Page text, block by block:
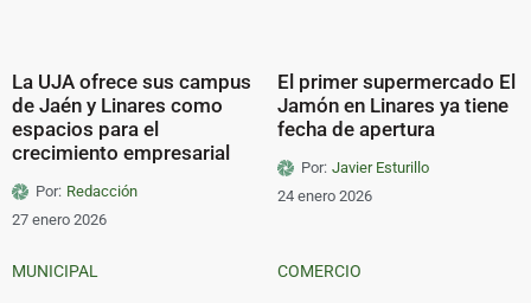
La UJA ofrece sus campus
de Jaén y Linares como
espacios para el
crecimiento empresarial
Por: Redacción
27 enero 2026
El primer supermercado El
Jamón en Linares ya tiene
fecha de apertura
Por: Javier Esturillo
24 enero 2026
MUNICIPAL COMERCIO